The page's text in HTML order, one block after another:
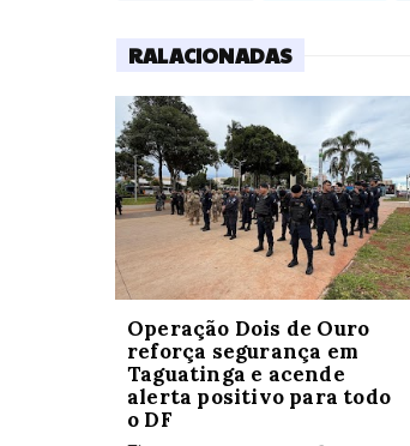
RALACIONADAS
Operação Dois de Ouro
reforça segurança em
Taguatinga e acende
alerta positivo para todo
o DF